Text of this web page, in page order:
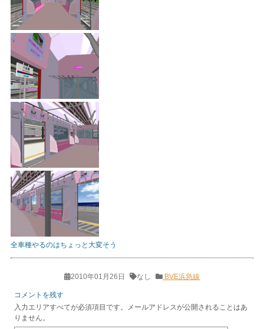
全車種やるのはちょっと大変そう
2010年01月26日 なし BVE浜急線
コメントを残す
入力エリアすべてが必須項目です。メールアドレスが公開されることはあ
りません。